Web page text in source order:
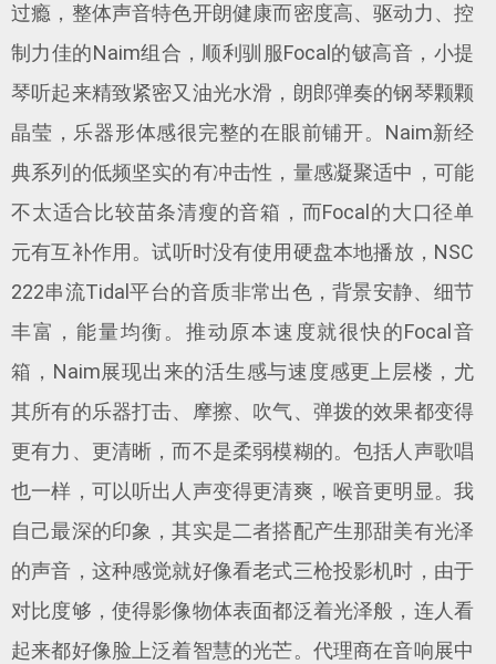
过瘾，整体声音特色开朗健康而密度高、驱动力、控
制力佳的Naim组合，顺利驯服Focal的铍高音，小提
琴听起来精致紧密又油光水滑，朗郎弹奏的钢琴颗颗
晶莹，乐器形体感很完整的在眼前铺开。Naim新经
典系列的低频坚实的有冲击性，量感凝聚适中，可能
不太适合比较苗条清瘦的音箱，而Focal的大口径单
元有互补作用。试听时没有使用硬盘本地播放，NSC
222串流Tidal平台的音质非常出色，背景安静、细节
丰富，能量均衡。推动原本速度就很快的Focal音
箱，Naim展现出来的活生感与速度感更上层楼，尤
其所有的乐器打击、摩擦、吹气、弹拨的效果都变得
更有力、更清晰，而不是柔弱模糊的。包括人声歌唱
也一样，可以听出人声变得更清爽，喉音更明显。我
自己最深的印象，其实是二者搭配产生那甜美有光泽
的声音，这种感觉就好像看老式三枪投影机时，由于
对比度够，使得影像物体表面都泛着光泽般，连人看
起来都好像脸上泛着智慧的光芒。代理商在音响展中